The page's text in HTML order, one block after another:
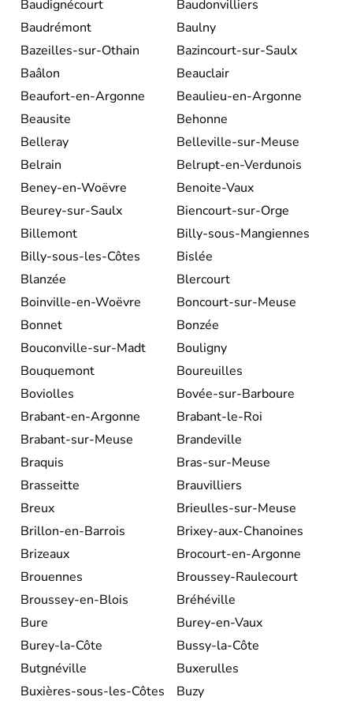
Baudignécourt
Baudonvilliers
Baudrémont
Baulny
Bazeilles-sur-Othain
Bazincourt-sur-Saulx
Baâlon
Beauclair
Beaufort-en-Argonne
Beaulieu-en-Argonne
Beausite
Behonne
Belleray
Belleville-sur-Meuse
Belrain
Belrupt-en-Verdunois
Beney-en-Woëvre
Benoite-Vaux
Beurey-sur-Saulx
Biencourt-sur-Orge
Billemont
Billy-sous-Mangiennes
Billy-sous-les-Côtes
Bislée
Blanzée
Blercourt
Boinville-en-Woëvre
Boncourt-sur-Meuse
Bonnet
Bonzée
Bouconville-sur-Madt
Bouligny
Bouquemont
Boureuilles
Boviolles
Bovée-sur-Barboure
Brabant-en-Argonne
Brabant-le-Roi
Brabant-sur-Meuse
Brandeville
Braquis
Bras-sur-Meuse
Brasseitte
Brauvilliers
Breux
Brieulles-sur-Meuse
Brillon-en-Barrois
Brixey-aux-Chanoines
Brizeaux
Brocourt-en-Argonne
Brouennes
Broussey-Raulecourt
Broussey-en-Blois
Bréhéville
Bure
Burey-en-Vaux
Burey-la-Côte
Bussy-la-Côte
Butgnéville
Buxerulles
Buxières-sous-les-Côtes
Buzy